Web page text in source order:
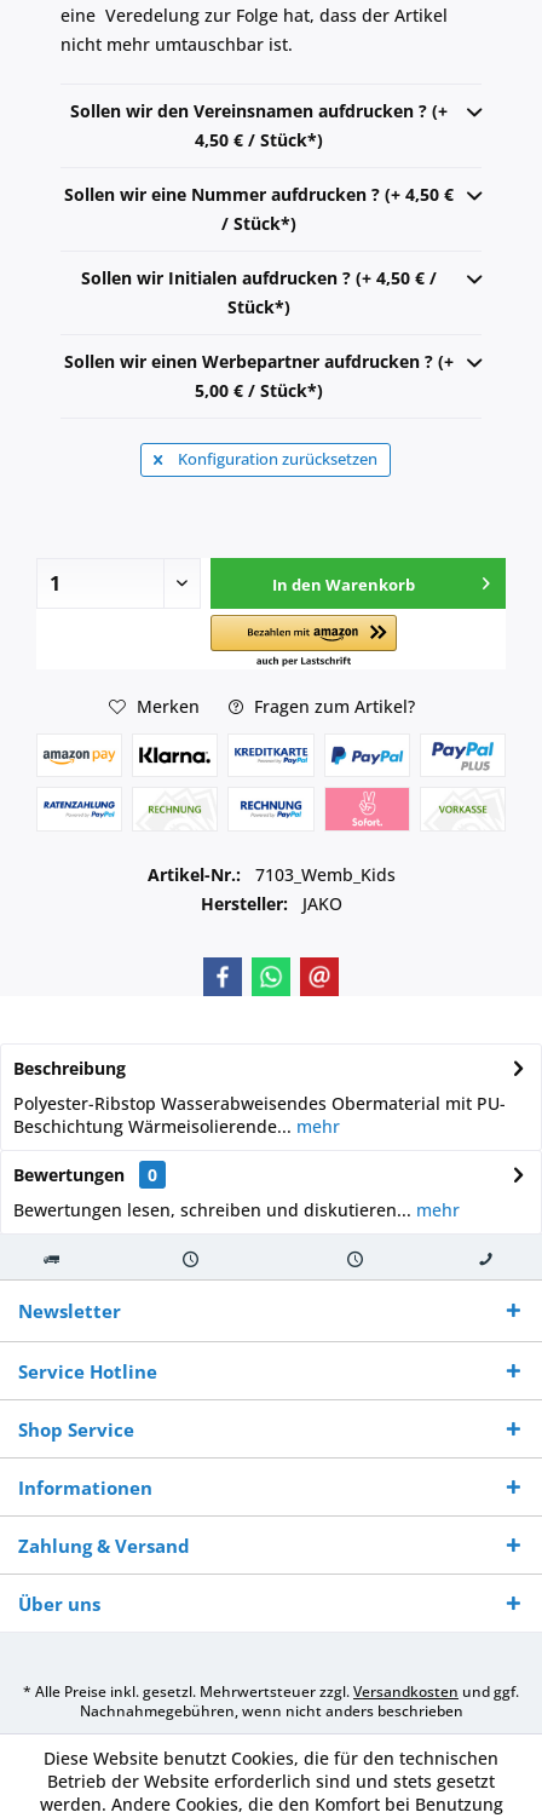
eine Veredelung zur Folge hat, dass der Artikel
nicht mehr umtauschbar ist.
Sollen wir den Vereinsnamen aufdrucken ? (+
4,50 € / Stück*)
Sollen wir eine Nummer aufdrucken ? (+ 4,50 €
/ Stück*)
Sollen wir Initialen aufdrucken ? (+ 4,50 € /
Stück*)
Sollen wir einen Werbepartner aufdrucken ? (+
5,00 € / Stück*)
Konfiguration zurücksetzen
In den Warenkorb
Merken Fragen zum Artikel?
Artikel-Nr.:
7103_Wemb_Kids
Hersteller:
JAKO
Beschreibung
Polyester-Ribstop Wasserabweisendes Obermaterial mit PU-
Beschichtung Wärmeisolierende... mehr
Bewertungen
0
Bewertungen lesen, schreiben und diskutieren... mehr
Kostenloser
Versand ab €
250,-
Versand innerhalb von Versand von So erreichen
Sie uns 0160
970 511 90
Newsletter
Service Hotline
Shop Service
Informationen
Zahlung & Versand
Über uns
* Alle Preise inkl. gesetzl. Mehrwertsteuer zzgl.Versandkosten und ggf.
Nachnahmegebühren, wenn nicht anders beschrieben
Diese Website benutzt Cookies, die für den technischen
Betrieb der Website erforderlich sind und stets gesetzt
werden. Andere Cookies, die den Komfort bei Benutzung